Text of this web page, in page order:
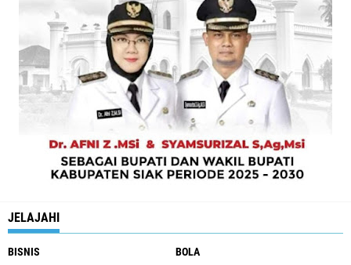
JELAJAHI
BISNIS BOLA